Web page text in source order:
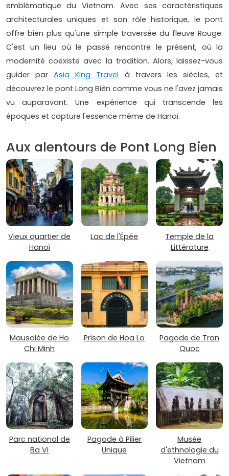
emblématique du Vietnam. Avec ses caractéristiques
architecturales uniques et son rôle historique, le pont
offre bien plus qu'une simple traversée du fleuve Rouge.
C'est un lieu où le passé rencontre le présent, où la
modernité coexiste avec la tradition. Alors, laissez-vous
guider parAsia King Travel à travers les siècles, et
découvrez le pont Long Biên comme vous ne l'avez jamais
vu auparavant. Une expérience qui transcende les
époques et capture l'essence même de Hanoï.
Aux alentours de Pont Long Bien
Vieux quartier de
Hanoï
Lac de l'Épée
Temple de la
Littérature
Mausolée de Ho
Chi Minh
Prison de Hoa Lo
Pagode de Tran
Quoc
Parc national de
Ba Vi
Pagode à Pilier
Unique
Musée
d'ethnologie du
Vietnam